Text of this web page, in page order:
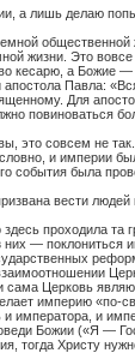
а лишь делаю
общественной
жизни. Это вовсе
кесарю, а Божие
Павла:
Для
повиноваться
это совсем не
и империи
события была
вести
проходила та
— поклониться
сама Церковь
империю «по-
императора, и
Божии («Я —
Христу